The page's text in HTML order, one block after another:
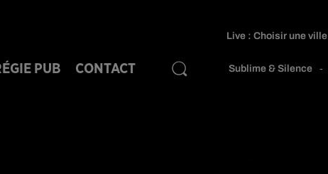
PUB CONTACT
Live :Choisir une ville
Sublime & Silence -